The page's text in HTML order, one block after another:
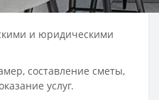
и юридическими
составление сметы,
услуг.